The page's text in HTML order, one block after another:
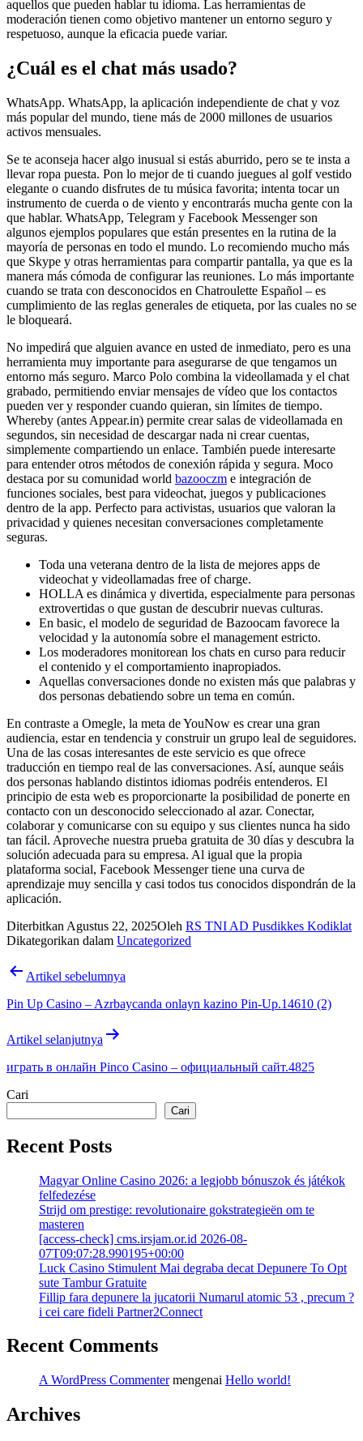
aquellos que pueden hablar tu idioma. Las herramientas de
moderación tienen como objetivo mantener un entorno seguro y
respetuoso, aunque la eficacia puede variar.
¿Cuál es el chat más usado?
WhatsApp. WhatsApp, la aplicación independiente de chat y voz
más popular del mundo, tiene más de 2000 millones de usuarios
activos mensuales.
Se te aconseja hacer algo inusual si estás aburrido, pero se te insta a
llevar ropa puesta. Pon lo mejor de ti cuando juegues al golf vestido
elegante o cuando disfrutes de tu música favorita; intenta tocar un
instrumento de cuerda o de viento y encontrarás mucha gente con la
que hablar. WhatsApp, Telegram y Facebook Messenger son
algunos ejemplos populares que están presentes en la rutina de la
mayoría de personas en todo el mundo. Lo recomiendo mucho más
que Skype y otras herramientas para compartir pantalla, ya que es la
manera más cómoda de configurar las reuniones. Lo más importante
cuando se trata con desconocidos en Chatroulette Español – es
cumplimiento de las reglas generales de etiqueta, por las cuales no se
le bloqueará.
No impedirá que alguien avance en usted de inmediato, pero es una
herramienta muy importante para asegurarse de que tengamos un
entorno más seguro. Marco Polo combina la videollamada y el chat
grabado, permitiendo enviar mensajes de vídeo que los contactos
pueden ver y responder cuando quieran, sin límites de tiempo.
Whereby (antes Appear.in) permite crear salas de videollamada en
segundos, sin necesidad de descargar nada ni crear cuentas,
simplemente compartiendo un enlace. También puede interesarte
para entender otros métodos de conexión rápida y segura. Moco
destaca por su comunidad world bazooczm e integración de
funciones sociales, best para videochat, juegos y publicaciones
dentro de la app. Perfecto para activistas, usuarios que valoran la
privacidad y quienes necesitan conversaciones completamente
seguras.
Toda una veterana dentro de la lista de mejores apps de
videochat y videollamadas free of charge.
HOLLA es dinámica y divertida, especialmente para personas
extrovertidas o que gustan de descubrir nuevas culturas.
En basic, el modelo de seguridad de Bazoocam favorece la
velocidad y la autonomía sobre el management estricto.
Los moderadores monitorean los chats en curso para reducir
el contenido y el comportamiento inapropiados.
Aquellas conversaciones donde no existen más que palabras y
dos personas debatiendo sobre un tema en común.
En contraste a Omegle, la meta de YouNow es crear una gran
audiencia, estar en tendencia y construir un grupo leal de seguidores.
Una de las cosas interesantes de este servicio es que ofrece
traducción en tiempo real de las conversaciones. Así, aunque seáis
dos personas hablando distintos idiomas podréis entenderos. El
principio de esta web es proporcionarte la posibilidad de ponerte en
contacto con un desconocido seleccionado al azar. Conectar,
colaborar y comunicarse con su equipo y sus clientes nunca ha sido
tan fácil. Aproveche nuestra prueba gratuita de 30 días y descubra la
solución adecuada para su empresa. Al igual que la propia
plataforma social, Facebook Messenger tiene una curva de
aprendizaje muy sencilla y casi todos tus conocidos dispondrán de la
aplicación.
Diterbitkan Agustus 22, 2025Oleh RS TNI AD Pusdikkes Kodiklat
Dikategorikan dalam Uncategorized
Navigasi
Artikel sebelumnya
Pin Up Casino – Azrbaycanda onlayn kazino Pin-Up.14610 (2)
Artikel selanjutnya
играть в онлайн Pinco Casino – официальный сайт.4825
Cari
Cari
Recent Posts
Magyar Online Casino 2026: a legjobb bónuszok és játékok
felfedezése
Strijd om prestige: revolutionaire gokstrategieën om te
masteren
[access-check] cms.irsjam.or.id 2026-08-
07T09:07:28.990195+00:00
Luck Casino Stimulent Mai degraba decat Depunere To Opt
sute Tambur Gratuite
Fillip fara depunere la jucatorii Numarul atomic 53 , precum ?
i cei care fideli Partner2Connect
Recent Comments
A WordPress Commentermengenai Hello world!
Archives